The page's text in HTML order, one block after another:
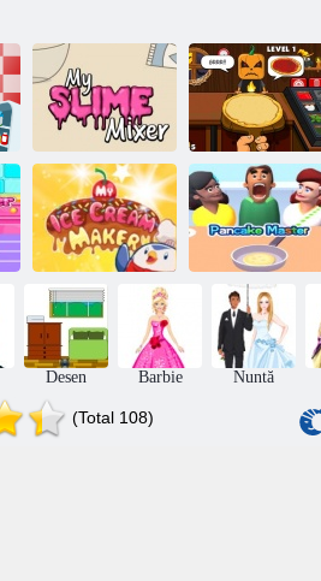
Mixerul meu
subțire
Pizzeria de
Halloween
Creatorul meu
de înghețată
Maestru de
clătite
Desen Barbie Nuntă
(Total 108)